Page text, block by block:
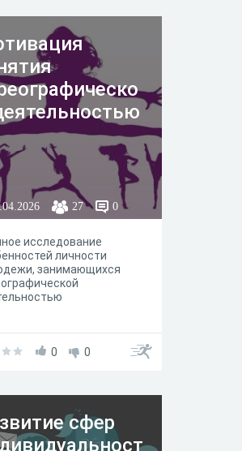
минут
27 0
исследование
личности
занимающихся
0 0
сфер